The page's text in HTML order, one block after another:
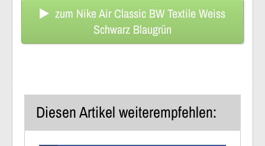
zum Nike Air Classic BW Textile Weiss
Schwarz Blaugrün
Diesen Artikel weiterempfehlen: